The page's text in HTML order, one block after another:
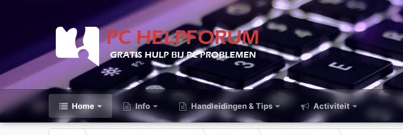
Home Info Handleidingen & Tips Activiteit